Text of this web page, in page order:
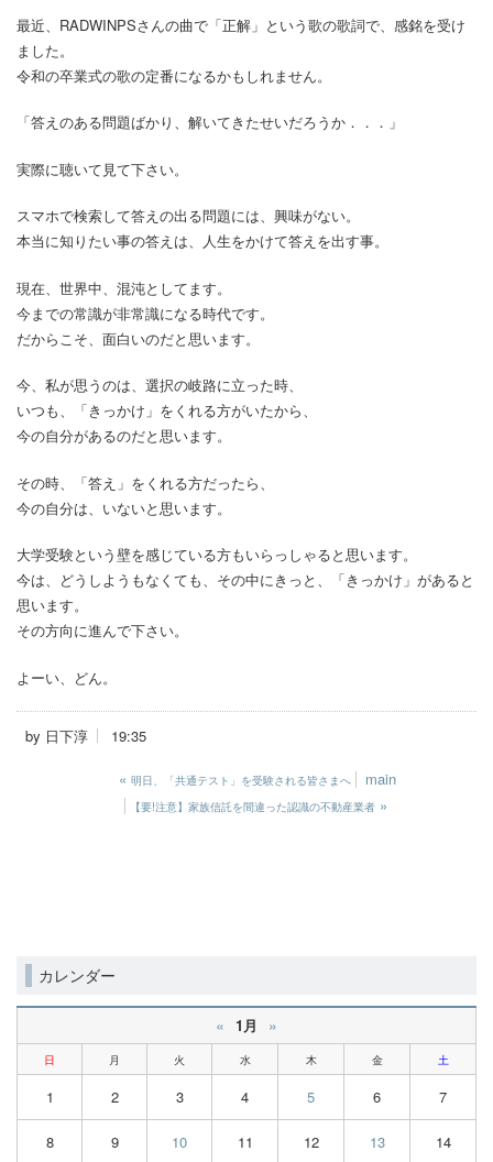
最近、RADWINPSさんの曲で「正解」という歌の歌詞で、感銘を受け
ました。
令和の卒業式の歌の定番になるかもしれません。
「答えのある問題ばかり、解いてきたせいだろうか．．．」
実際に聴いて見て下さい。
スマホで検索して答えの出る問題には、興味がない。
本当に知りたい事の答えは、人生をかけて答えを出す事。
現在、世界中、混沌としてます。
今までの常識が非常識になる時代です。
だからこそ、面白いのだと思います。
今、私が思うのは、選択の岐路に立った時、
いつも、「きっかけ」をくれる方がいたから、
今の自分があるのだと思います。
その時、「答え」をくれる方だったら、
今の自分は、いないと思います。
大学受験という壁を感じている方もいらっしゃると思います。
今は、どうしようもなくても、その中にきっと、「きっかけ」があると
思います。
その方向に進んで下さい。
よーい、どん。
by 日下淳 19:35
« 明日、「共通テスト」を受験される皆さまへ main
【要!注意】家族信託を間違った認識の不動産業者»
カレンダー
« 1月 »
日 月 火 水 木 金 土
1 2 3 4 5 6 7
8 9 10 11 12 13 14